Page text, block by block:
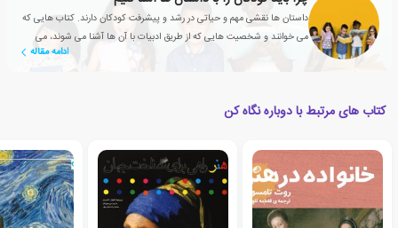
داستان ها نقشی مهم و حیاتی در رشد و پیشرفت کودکان دارند. کتاب هایی که
می خوانند و شخصیت هایی که از طریق ادبیات با آن ها آشنا می شوند، می
ادامه مقاله
کتاب های مرتبط با دوباره نگاه کن